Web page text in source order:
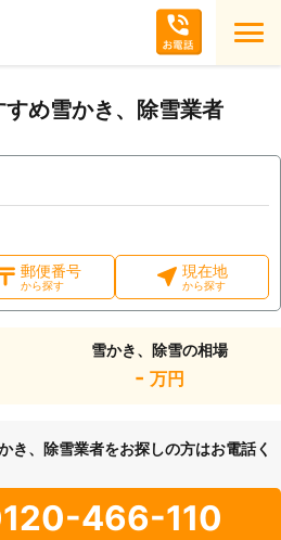
め雪かき、除雪業者
郵便番号
から探す
現在地
から探す
雪かき、除雪の相場
- 万円
き、除雪業者をお探しの方はお電話く
466-110